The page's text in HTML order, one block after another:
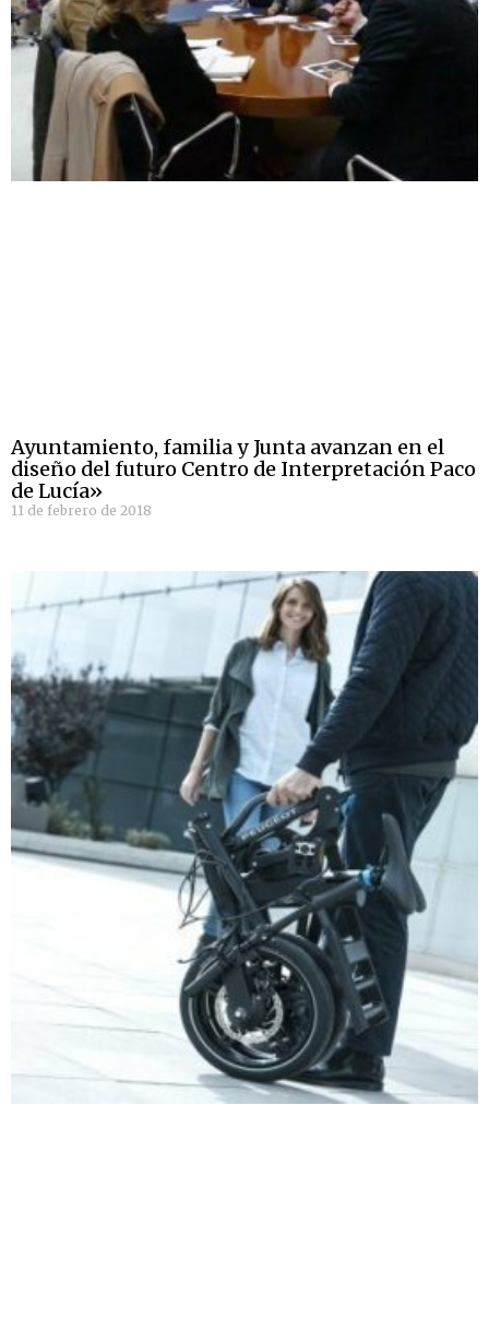
Ayuntamiento, familia y Junta avanzan en el
diseño del futuro Centro de Interpretación Paco
de Lucía»
11 de febrero de 2018